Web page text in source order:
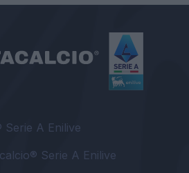
Serie A Enilive
Serie A Enilive